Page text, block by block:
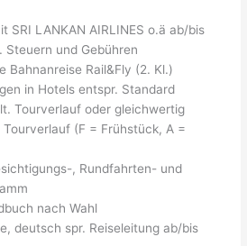
SRI LANKAN AIRLINES o.ä ab/bis
Steuern und Gebühren
Bahnanreise Rail&Fly (2. Kl.)
in Hotels entspr. Standard
Tourverlauf oder gleichwertig
Tourverlauf (F = Frühstück, A =
, Rundfahrten- und
nach Wahl
deutsch spr. Reiseleitung ab/bis